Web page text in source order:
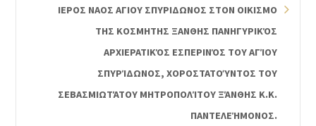
ΙΕΡΟΣ ΝΑΟΣ ΑΓΙΟΥ ΣΠΥΡΙΔΩΝΟΣ ΣΤΟΝ ΟΙΚΙΣΜΟ
ΤΗΣ ΚΟΣΜΗΤΗΣ ΞΑΝΘΗΣ ΠΑΝΗΓΥΡΙΚΌΣ
ΑΡΧΙΕΡΑΤΙΚΌΣ ΕΣΠΕΡΙΝΌΣ ΤΟΥ ΑΓΊΟΥ
ΣΠΥΡΊΔΩΝΟΣ, ΧΟΡΟΣΤΑΤΟΎΝΤΟΣ ΤΟΥ
ΣΕΒΑΣΜΙΩΤΆΤΟΥ ΜΗΤΡΟΠΟΛΊΤΟΥ ΞΆΝΘΗΣ Κ.Κ.
ΠΑΝΤΕΛΕΉΜΟΝΟΣ.